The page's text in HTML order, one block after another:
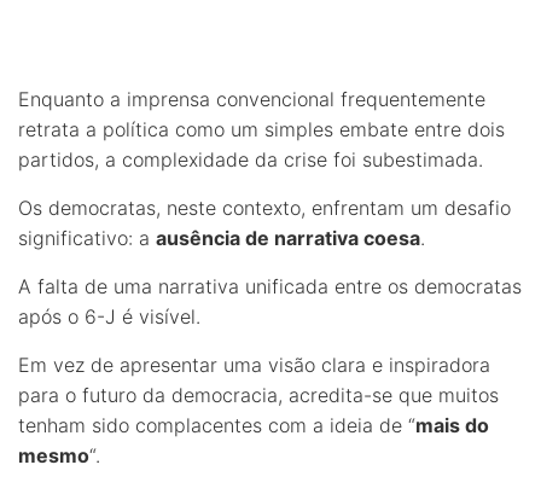
Enquanto a imprensa convencional frequentemente
retrata a política como um simples embate entre dois
partidos, a complexidade da crise foi subestimada.
Os democratas, neste contexto, enfrentam um desafio
significativo: a ausência de narrativa coesa.
A falta de uma narrativa unificada entre os democratas
após o 6-J é visível.
Em vez de apresentar uma visão clara e inspiradora
para o futuro da democracia, acredita-se que muitos
tenham sido complacentes com a ideia de “mais do
mesmo“.